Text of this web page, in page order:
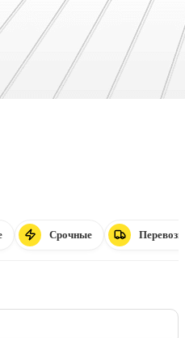
ОБЪЯВЛЕНИЙ
ПОЛЬЗОВАТЕЛЯМИ
Срочные